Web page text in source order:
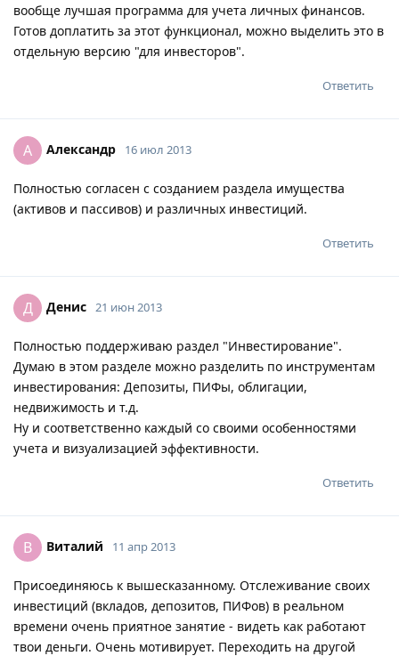
вообще лучшая программа для учета личных финансов.
Готов доплатить за этот функционал, можно выделить это в
отдельную версию "для инвесторов".
Ответить
А Александр 16 июл 2013
Полностью согласен с созданием раздела имущества
(активов и пассивов) и различных инвестиций.
Ответить
Д Денис 21 июн 2013
Полностью поддерживаю раздел "Инвестирование".
Думаю в этом разделе можно разделить по инструментам
инвестирования: Депозиты, ПИФы, облигации,
недвижимость и т.д.
Ну и соответственно каждый со своими особенностями
учета и визуализацией эффективности.
Ответить
В Виталий 11 апр 2013
Присоединяюсь к вышесказанному. Отслеживание своих
инвестиций (вкладов, депозитов, ПИФов) в реальном
времени очень приятное занятие - видеть как работают
твои деньги. Очень мотивирует. Переходить на другой